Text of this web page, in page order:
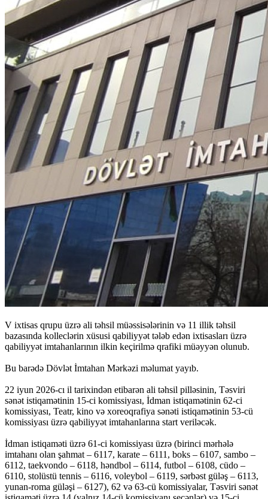
V ixtisas qrupu üzrə ali təhsil müəssisələrinin və 11 illik təhsil
bazasında kolleclərin xüsusi qabiliyyət tələb edən ixtisasları üzrə
qabiliyyət imtahanlarının ilkin keçirilmə qrafiki müəyyən olunub.
Bu barədə Dövlət İmtahan Mərkəzi məlumat yayıb.
22 iyun 2026-cı il tarixindən etibarən ali təhsil pilləsinin, Təsviri
sənət istiqamətinin 15-ci komissiyası, İdman istiqamətinin 62-ci
komissiyası, Teatr, kino və xoreoqrafiya sənəti istiqamətinin 53-cü
komissiyası üzrə qabiliyyət imtahanlarına start veriləcək.
İdman istiqaməti üzrə 61-ci komissiyası üzrə (birinci mərhələ
imtahanı olan şahmat – 6117, karate – 6111, boks – 6107, sambo –
6112, taekvondo – 6118, həndbol – 6114, futbol – 6108, cüdo –
6110, stolüstü tennis – 6116, voleybol – 6119, sərbəst güləş – 6113,
yunan-roma güləşi – 6127), 62 və 63-cü komissiyalar, Təsviri sənət